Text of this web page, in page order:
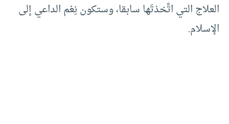
العلاج التي اتَّخذتَها سابقا، وستكون نِعْم الداعي إلى
الإسلام.